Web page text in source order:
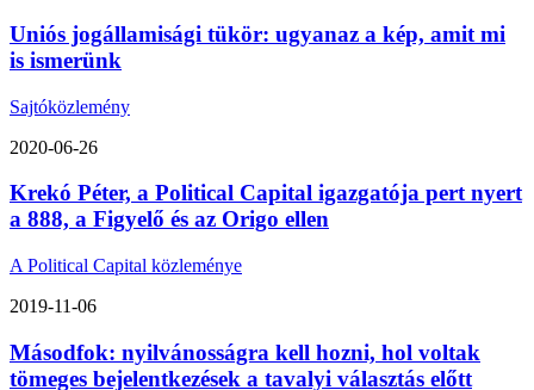
Uniós jogállamisági tükör: ugyanaz a kép, amit mi
is ismerünk
Sajtóközlemény
2020-06-26
Krekó Péter, a Political Capital igazgatója pert nyert
a 888, a Figyelő és az Origo ellen
A Political Capital közleménye
2019-11-06
Másodfok: nyilvánosságra kell hozni, hol voltak
tömeges bejelentkezések a tavalyi választás előtt